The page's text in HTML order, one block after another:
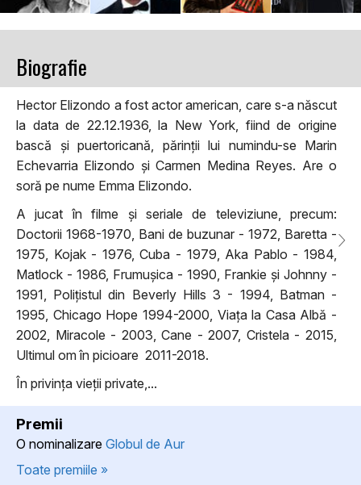
Biografie
Hector Elizondo a fost actor american, care s-a născut
la data de 22.12.1936, la New York, fiind de origine
bască și puertoricană, părinții lui numindu-se Marin
Echevarria Elizondo și Carmen Medina Reyes. Are o
soră pe nume Emma Elizondo.
A jucat în filme și seriale de televiziune, precum:
Doctorii 1968-1970, Bani de buzunar - 1972, Baretta -
1975, Kojak - 1976, Cuba - 1979, Aka Pablo - 1984,
Matlock - 1986, Frumușica - 1990, Frankie și Johnny -
1991, Polițistul din Beverly Hills 3 - 1994, Batman -
1995, Chicago Hope 1994-2000, Viața la Casa Albă -
2002, Miracole - 2003, Cane - 2007, Cristela - 2015,
Ultimul om în picioare 2011-2018.
În privința vieții private,...
Premii
O nominalizare Globul de Aur
Toate premiile »